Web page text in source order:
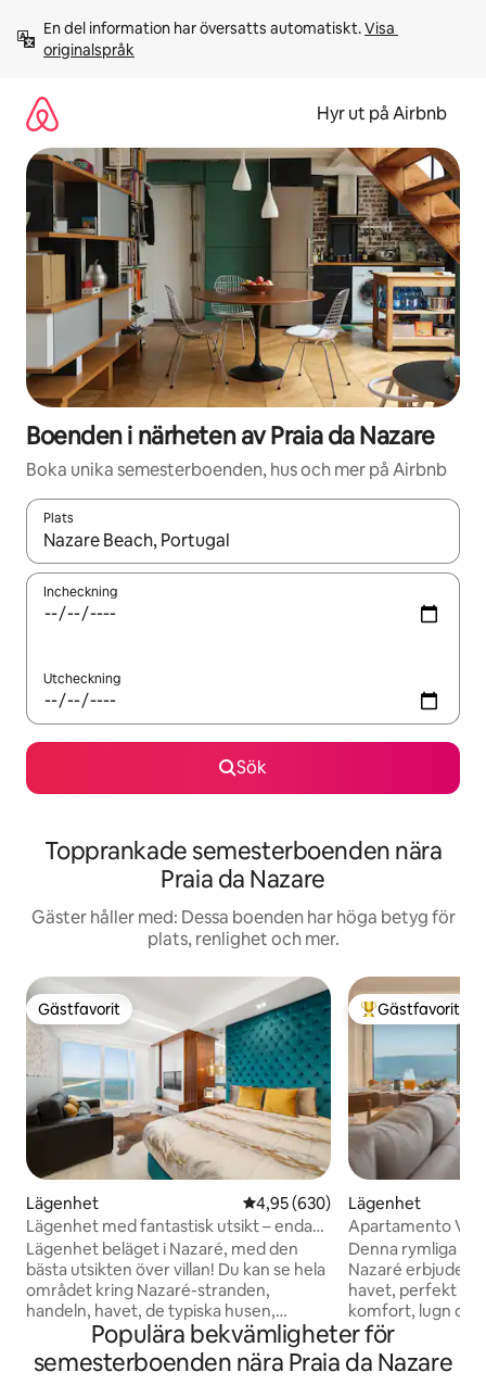
innehåll
En del information har översatts automatiskt. Visa
originalspråk
Hyr ut på Airbnb
Boenden i närheten av Praia da Nazare
Boka unika semesterboenden, hus och mer på Airbnb
Plats
När resultaten är tillgängliga kan du navigera med upp- och
Incheckning
Utcheckning
Sök
Topprankade semesterboenden nära
Praia da Nazare
Gäster håller med: Dessa boenden har höga betyg för
plats, renlighet och mer.
Gästfavorit
Gästfavorit
Lägenhet 4,95 av 5 i genomsnittligt
4,95 (630)
Lägenhet med fantastisk utsikt – endast
för vuxna
Lägenhet beläget i Nazaré, med den
bästa utsikten över villan! Du kan se hela
området kring Nazaré-stranden,
handeln, havet, de typiska husen,
Salgados-stranden och Porto de Abrigo.
Fastigheten har en modern och lyxig
design. Det är på fjortonde våningen.
Populär
Gästfavorit
Lägenhet
Apartamento
Denna rymliga
Nazaré erbjuder
havet, perfekt för
komfort, lugn
Boendet har tre
och en balkong
för avkoppling.
Populära bekvämligheter för
semesterboenden nära Praia da Nazare